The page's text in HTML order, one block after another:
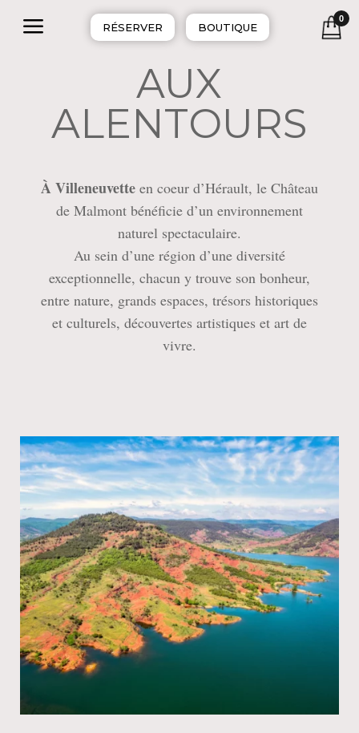
a RÉSERVER BOUTIQUE
0
AUX
ALENTOURS
À Villeneuvetteen coeur d’Hérault, le Château
de Malmont bénéficie d’un environnement
naturel spectaculaire.
Au sein d’une région d’une diversité
exceptionnelle, chacun y trouve son bonheur,
entre nature, grands espaces, trésors historiques
et culturels, découvertes artistiques et art de
vivre.